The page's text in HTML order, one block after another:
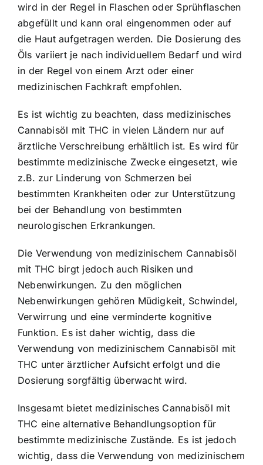
wird in der Regel in Flaschen oder Sprühflaschen
abgefüllt und kann oral eingenommen oder auf
die Haut aufgetragen werden. Die Dosierung des
Öls variiert je nach individuellem Bedarf und wird
in der Regel von einem Arzt oder einer
medizinischen Fachkraft empfohlen.
Es ist wichtig zu beachten, dass medizinisches
Cannabisöl mit THC in vielen Ländern nur auf
ärztliche Verschreibung erhältlich ist. Es wird für
bestimmte medizinische Zwecke eingesetzt, wie
z.B. zur Linderung von Schmerzen bei
bestimmten Krankheiten oder zur Unterstützung
bei der Behandlung von bestimmten
neurologischen Erkrankungen.
Die Verwendung von medizinischem Cannabisöl
mit THC birgt jedoch auch Risiken und
Nebenwirkungen. Zu den möglichen
Nebenwirkungen gehören Müdigkeit, Schwindel,
Verwirrung und eine verminderte kognitive
Funktion. Es ist daher wichtig, dass die
Verwendung von medizinischem Cannabisöl mit
THC unter ärztlicher Aufsicht erfolgt und die
Dosierung sorgfältig überwacht wird.
Insgesamt bietet medizinisches Cannabisöl mit
THC eine alternative Behandlungsoption für
bestimmte medizinische Zustände. Es ist jedoch
wichtig, dass die Verwendung von medizinischem